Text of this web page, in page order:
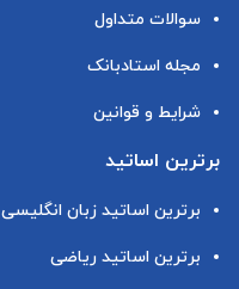
سوالات متداول
مجله استادبانک
شرایط و قوانین
برترین اساتید
برترین اساتید زبان انگلیسی
برترین اساتید ریاضی